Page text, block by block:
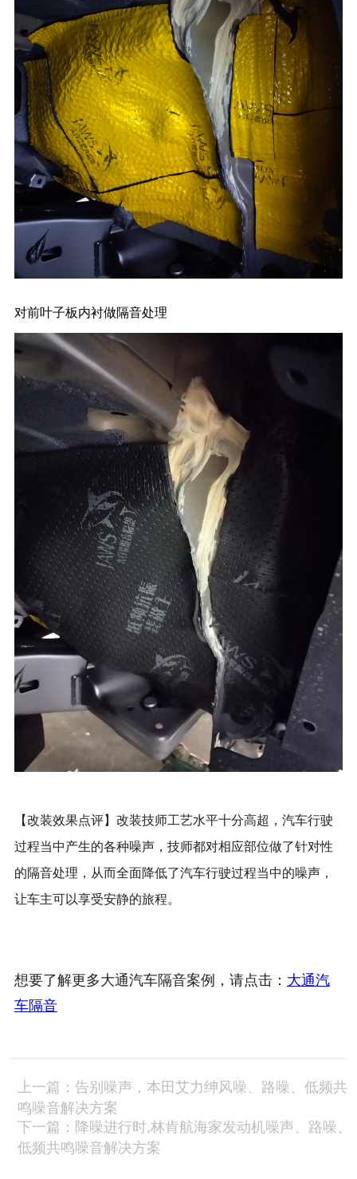
对前叶子板内衬做隔音处理
【改装效果点评】改装技师工艺水平十分高超，汽车行驶
过程当中产生的各种噪声，技师都对相应部位做了针对性
的隔音处理，从而全面降低了汽车行驶过程当中的噪声，
让车主可以享受安静的旅程。
想要了解更多大通汽车隔音案例，请点击： 大通汽
车隔音
上一篇：告别噪声，本田艾力绅风噪、路噪、低频共
鸣噪音解决方案
下一篇：降噪进行时,林肯航海家发动机噪声、路噪、
低频共鸣噪音解决方案